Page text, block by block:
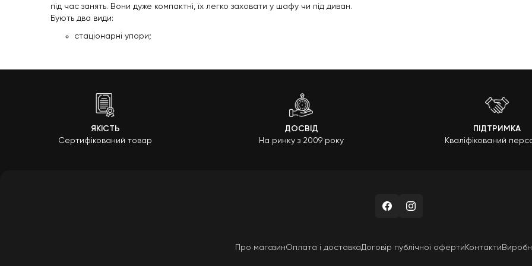
під час занять. Вони дуже компактні, їх легко заховати у шафу чи під диван.
Бують два види:
стаціонарні упори;
прогинатися. Обгумовані гантелі. Використовуються для розігріву перед тренуванням, для відпрацювання ударної
гумового інвентарю: під час занять безшумні, не дряпають підлогу та килимки, легко зберігати. Перш ніж
купити гантелі
Для легких занять краще вибирати невелику вагу. Це основний спортивний інвентар, який необхідний для створення
набори - тренінг кіт, до яких входять різні інструменти для силових тренувань. Обов'язково необхідно
Стрічка еластична. Підходить для занять таким видом спорту як пілатес, кросфіт. Основна перевага – плавно
ЯКІСТЬ
Сертифікований товар
ДОСВІД
На ринку з 2009 року
ПІДТРИМКА
Кваліфікований
Про магазинОплата і доставкаДоговір публічної оферти Контакти